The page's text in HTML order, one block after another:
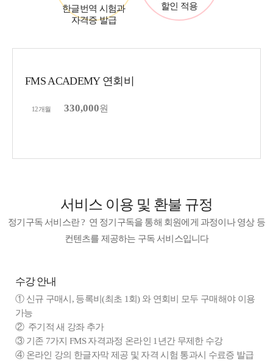
한글번역 시험과
자격증 발급
할인 적용
FMS ACADEMY 연회비
12개월 330,000원
서비스 이용 및 환불 규정
정기구독 서비스란 ? 연 정기구독을 통해 회원에게 과정이나 영상 등
컨텐츠를 제공하는 구독 서비스입니다
수강 안내
① 신규 구매시, 등록비(최초 1회) 와 연회비 모두 구매해야 이용
가능
② 주기적 새 강좌 추가
③ 기존 7가지 FMS 자격과정 온라인 1년간 무제한 수강
④ 온라인 강의 한글자막 제공 및 자격 시험 통과시 수료증 발급